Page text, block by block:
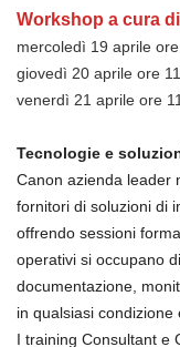
Workshop a cura
mercoledì 19 aprile
giovedì 20 aprile ore
venerdì 21 aprile ore
Tecnologie e
Canon azienda leader
fornitori di soluzioni di
offrendo sessioni
operativi si occupano
documentazione,
in qualsiasi condizione
I training Consultant e